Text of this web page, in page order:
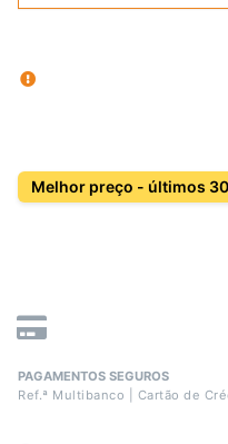
Melhor preço - últimos
PAGAMENTOS SEGUROS
Ref.ª Multibanco | Cartão de